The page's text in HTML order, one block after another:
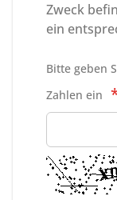
Zweck
ein
Bitte geben
Zahlen ein